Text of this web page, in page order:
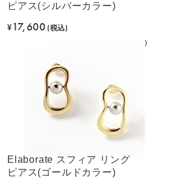
ピアス(シルバーカラー)
¥ 17,600(税込)
Elaborate スフィア リング
ピアス(ゴールドカラー)